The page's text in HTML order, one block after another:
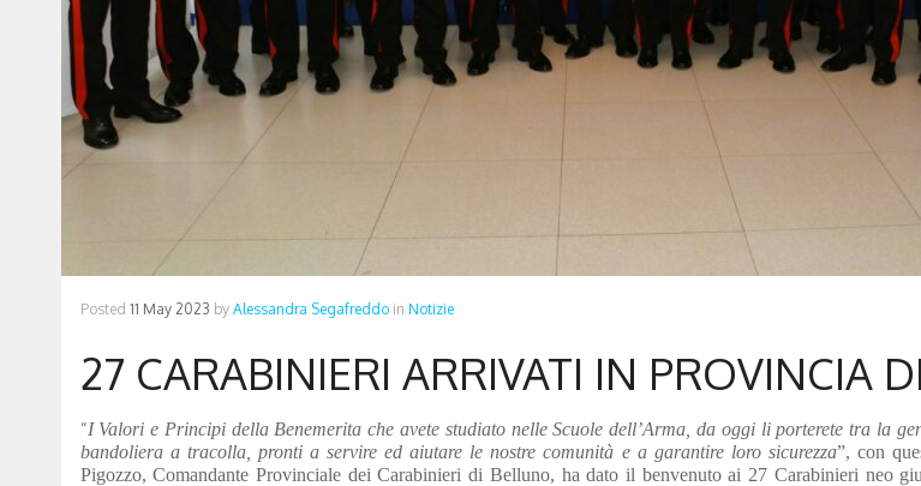
Posted 11 May 2023 by Alessandra Segafreddo in Notizie
27 CARABINIERI ARRIVATI IN PROVINCIA
“I Valori e Principi della Benemerita che avete studiato nelle Scuole dell’Arma, da oggi li porterete tra la
bandoliera a tracolla, pronti a servire ed aiutare le nostre comunità e a garantire loro sicurezza”, con
Pigozzo, Comandante Provinciale dei Carabinieri di Belluno, ha dato il benvenuto ai 27 Carabinieri neo